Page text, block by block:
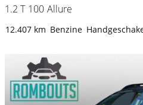
1.2 T 100 Allure
12.407 km Benzine